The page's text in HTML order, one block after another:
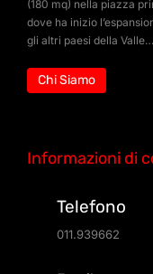
(180 mq) nella piazza
dove ha inizio
gli altri paesi della Valle…
Chi Siamo
Informazioni di
Telefono
011.939662